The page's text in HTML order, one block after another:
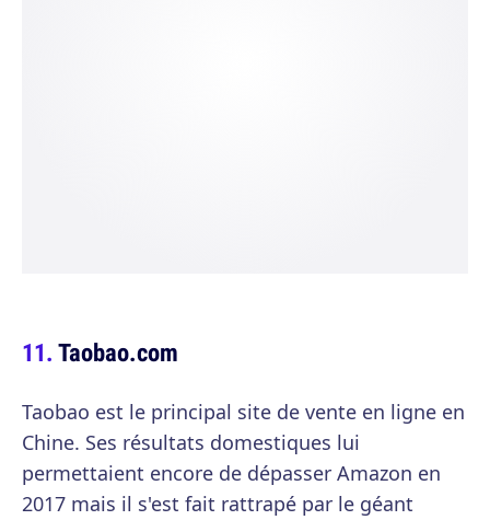
Taobao.com
Taobao est le principal site de vente en ligne en
Chine. Ses résultats domestiques lui
permettaient encore de dépasser Amazon en
2017 mais il s'est fait rattrapé par le géant